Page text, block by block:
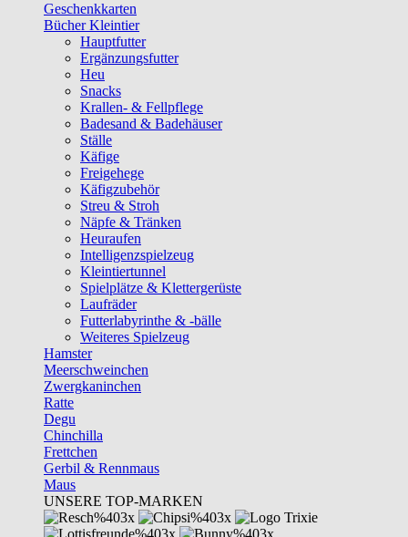
Geschenkkarten
Bücher Kleintier
Hauptfutter
Ergänzungsfutter
Heu
Snacks
Krallen- & Fellpflege
Badesand & Badehäuser
Ställe
Käfige
Freigehege
Käfigzubehör
Streu & Stroh
Näpfe & Tränken
Heuraufen
Intelligenzspielzeug
Kleintiertunnel
Spielplätze & Klettergerüste
Laufräder
Futterlabyrinthe & -bälle
Weiteres Spielzeug
Hamster
Meerschweinchen
Zwergkaninchen
Ratte
Degu
Chinchilla
Frettchen
Gerbil & Rennmaus
Maus
UNSERE TOP-MARKEN